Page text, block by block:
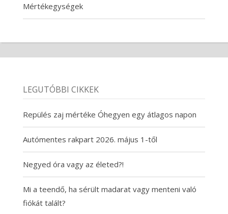
Mértékegységek
LEGUTÓBBI CIKKEK
Repülés zaj mértéke Óhegyen egy átlagos napon
Autómentes rakpart 2026. május 1-től
Negyed óra vagy az életed?!
Mi a teendő, ha sérült madarat vagy menteni való
fiókát talált?